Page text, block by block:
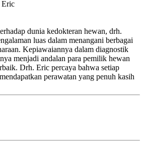
dunia kedokteran hewan, drh.
luas dalam menangani berbagai
Kepiawaiannya dalam diagnostik
menjadi andalan para pemilik hewan
Drh. Eric percaya bahwa setiap
perawatan yang penuh kasih